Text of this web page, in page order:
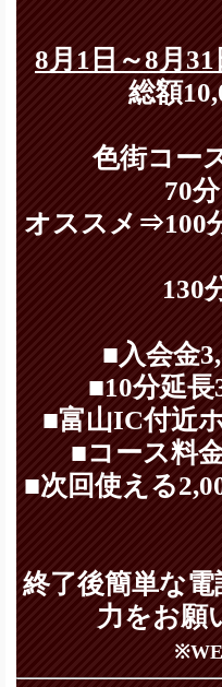
8月1 日～8月
総額
色街コー
70
オススメ
130分
■入会金
■10分延長
■富山IC付近
■コース料
■次回使える
終了後簡単な
力をお願